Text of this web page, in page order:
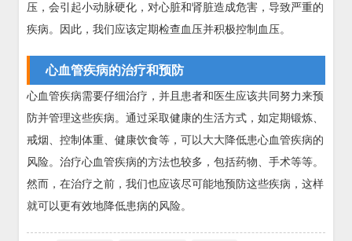
压，会引起小动脉硬化，对心脏和肾脏造成危害，导致严重的
疾病。因此，我们应该定期检查血压并积极控制血压。
心血管疾病的治疗和预防
心血管疾病需要仔细治疗，并且患者和医生应该共同努力来预
防并管理这些疾病。通过采取健康的生活方式，如定期锻炼、
戒烟、控制体重、健康饮食等，可以大大降低患心血管疾病的
风险。治疗心血管疾病的方法也较多，包括药物、手术等等。
然而，在治疗之前，我们也应该尽可能地预防这些疾病，这样
就可以更有效地降低患病的风险。